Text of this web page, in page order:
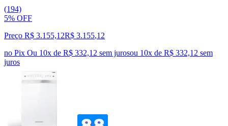
(194)
5% OFF
Preço R$ 3.155,12R$ 3.155,12
no Pix Ou 10x de R$ 332,12 sem jurosou 10x de R$ 332,12 sem
juros